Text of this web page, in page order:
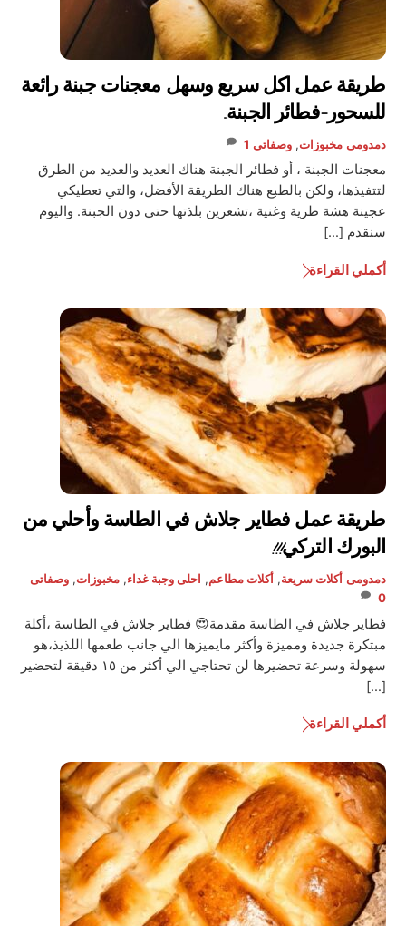
طريقة عمل اكل سريع وسهل معجنات جبنة رائعة
للسحور-فطائر الجبنة..
دمدومى مخبوزات,وصفاتى 1
معجنات الجبنة ، أو فطائر الجبنة هناك العديد والعديد من الطرق
لتتفيذها، ولكن بالطبع هناك الطريقة الأفضل، والتي تعطيكي
عجينة هشة طرية وغنية ،تشعرين بلذتها حتي دون الجبنة. واليوم
سنقدم […]
أكملي القراءة
طريقة عمل فطاير جلاش في الطاسة وأحلي من
البورك التركي!!!
دمدومى أكلات سريعة,أكلات مطاعم, احلى وجبة غداء,مخبوزات,وصفاتى
0
فطاير جلاش في الطاسة مقدمة😍 فطاير جلاش في الطاسة ،أكلة
مبتكرة جديدة ومميزة وأكثر مايميزها الي جانب طعمها اللذيذ،هو
سهولة وسرعة تحضيرها لن تحتاجي الي أكثر من ١٥ دقيقة لتحضير
[…]
أكملي القراءة